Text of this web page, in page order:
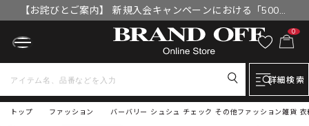
【お詫びとご案内】 新規入会キャンペーンにおける「500円
OFFクーポン」付与漏れと補填について
0
詳細検索
トップ バーバリー シュシュ チェック その他ファッション雑貨
ファッション